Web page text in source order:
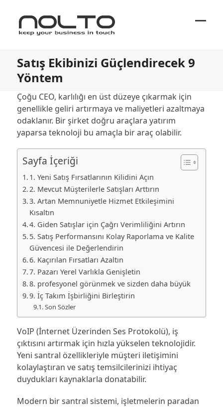
Satış Ekibinizi Güçlendirecek 9
Yöntem
Çoğu CEO, karlılığı en üst düzeye çıkarmak için
genellikle geliri artırmaya ve maliyetleri azaltmaya
odaklanır. Bir şirket doğru araçlara yatırım
yaparsa teknoloji bu amaçla bir araç olabilir.
Sayfa İçeriği
1. Yeni Satış Fırsatlarının Kilidini Açın
2. Mevcut Müşterilerle Satışları Arttırın
3. Artan Memnuniyetle Hizmet Etkileşimini
Kısaltın
4. Giden Satışlar için Çağrı Verimliliğini Artırın
5. Satış Performansını Kolay Raporlama ve Kalite
Güvencesi ile Değerlendirin
6. Kaçırılan Fırsatları Azaltın
7. Pazarı Yerel Varlıkla Genişletin
8. profesyonel görünmek ve sizden daha büyük
9. İç Takım İşbirliğini Birleştirin
Son Sözler
VoIP (İnternet Üzerinden Ses Protokolü), iş
çıktısını artırmak için hızla yükselen teknolojidir.
Yeni santral özellikleriyle müşteri iletişimini
kolaylaştıran ve satış temsilcilerinizi ihtiyaç
duydukları kaynaklarla donatabilir.
Modern bir santral sistemi, işletmelerin paradan